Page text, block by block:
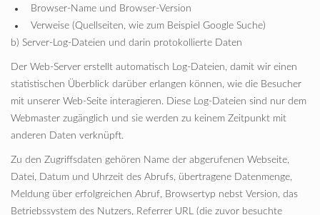
Browser-Name und Browser-Version
Verweise (Quellseiten, wie zum Beispiel Google Suche)
b) Server-Log-Dateien und darin protokollierte Daten
Der Web-Server erstellt automatisch Log-Dateien, damit wir einen
statistischen Überblick darüber erlangen können, wie die Besucher
mit unserer Web-Seite interagieren. Diese Log-Dateien sind nur dem
Webmaster zugänglich und sie werden zu keinem Zeitpunkt mit
anderen Daten verknüpft.
Zu den Zugriffsdaten gehören Name der abgerufenen Webseite,
Datei, Datum und Uhrzeit des Abrufs, übertragene Datenmenge,
Meldung über erfolgreichen Abruf, Browsertyp nebst Version, das
Betriebssystem des Nutzers, Referrer URL (die zuvor besuchte